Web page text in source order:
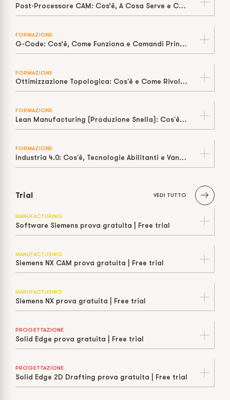
Post-Processore CAM: Cos’è, A Cosa Serve e Come Evita Errori in Macchina
FORMAZIONE
G-Code: Cos’è, Come Funziona e Comandi Principali per CNC
FORMAZIONE
Ottimizzazione Topologica: Cos'è e Come Rivoluziona il Design
FORMAZIONE
Lean Manufacturing (Produzione Snella): Cos'è, Principi e Strumenti
FORMAZIONE
Industria 4.0: Cos'è, Tecnologie Abilitanti e Vantaggi
Trial VEDI TUTTO
MANUFACTURING
Software Siemens prova gratuita | Free trial
MANUFACTURING
Siemens NX CAM prova gratuita | Free trial
MANUFACTURING
Siemens NX prova gratuita | Free trial
PROGETTAZIONE
Solid Edge prova gratuita | Free trial
PROGETTAZIONE
Solid Edge 2D Drafting prova gratuita | Free trial